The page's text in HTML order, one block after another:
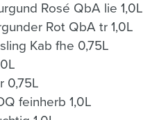
BWG.Hess Bergstraße Spätburgund Rosé QbA lie 1,0L
Rot QbA tr 1,0L
Kab fhe 0,75L
0,75L
feinherb 1,0L